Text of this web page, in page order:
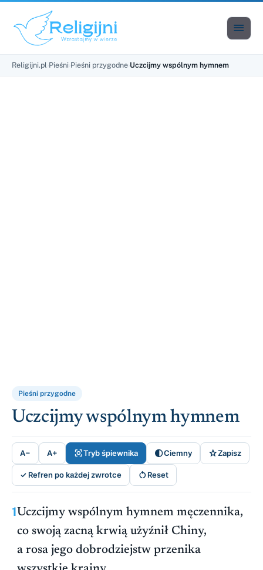

Religijni.pl›Pieśni›Pieśni przygodne›Uczcijmy wspólnym hymnem
Pieśni przygodne
Uczcijmy wspólnym hymnem
A− A+ Tryb śpiewnika Ciemny Zapisz
✓ Refren po każdej zwrotce Reset
1 Uczcijmy wspólnym hymnem męczennika,
co swoją zacną krwią użyźnił Chiny,
a rosa jego dobrodziejstw przenika